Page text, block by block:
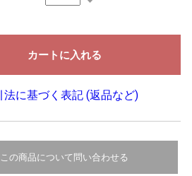
法に基づく表記 (返品など)
この商品について問い合わせる